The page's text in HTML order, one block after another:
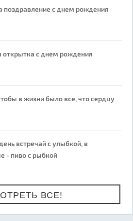
поздравление с днем рождения
открытка с днем рождения
в жизни было все, что сердцу
встречай с улыбкой, в
- пиво с рыбкой
ВСЕ!